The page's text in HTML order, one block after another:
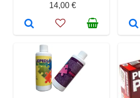
14,00 €